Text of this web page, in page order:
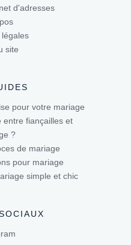
d'adresses
site
pour votre mariage
entre fiançailles et
?
de mariage
pour mariage
simple et chic